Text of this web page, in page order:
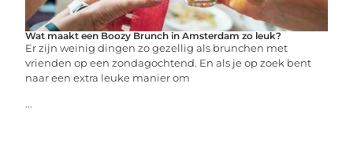
Wat maakt een Boozy Brunch in Amsterdam zo leuk?
Er zijn weinig dingen zo gezellig als brunchen met
vrienden op een zondagochtend. En als je op zoek bent
naar een extra leuke manier om
...